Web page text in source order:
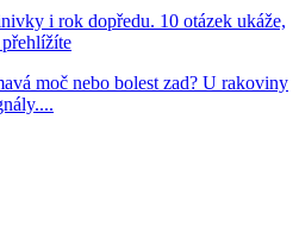
i rok dopředu. 10 otázek ukáže,
moč nebo bolest zad? U rakoviny